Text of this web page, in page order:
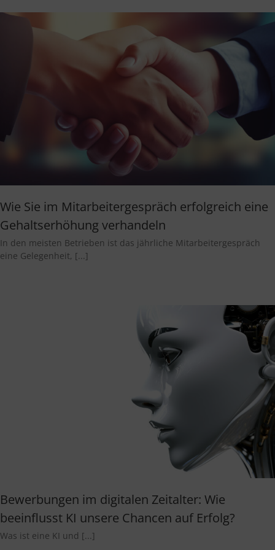
Wie Sie im Mitarbeitergespräch erfolgreich eine
Gehaltserhöhung verhandeln
In den meisten Betrieben ist das jährliche Mitarbeitergespräch
eine Gelegenheit, [...]
Bewerbungen im digitalen Zeitalter: Wie
beeinflusst KI unsere Chancen auf Erfolg?
Was ist eine KI und [...]